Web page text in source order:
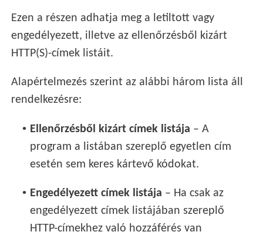
Ezen a részen adhatja meg a letiltott vagy
engedélyezett, illetve az ellenőrzésből kizárt
HTTP(S)-címek listáit.
Alapértelmezés szerint az alábbi három lista áll
rendelkezésre:
• Ellenőrzésből kizárt címek listája – A
program a listában szereplő egyetlen cím
esetén sem keres kártevő kódokat.
• Engedélyezett címek listája – Ha csak az
engedélyezett címek listájában szereplő
HTTP-címekhez való hozzáférés van